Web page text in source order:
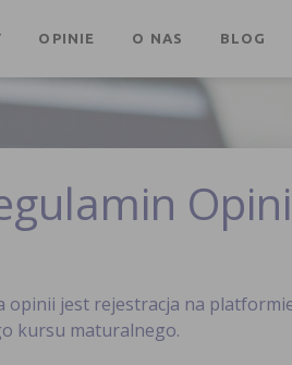
OPINIE O NAS BLOG
opinii jest rejestracja na
kursu maturalnego.